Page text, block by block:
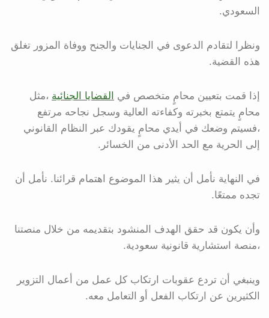
السعودي.
ونظرا لتقادم الدعوى في الجنايات والجنح ووفاة المزور تغلق
هذه القضية.
إذا قمت بتعيين محامٍ متخصص في القضايا الجنائية ،مثل
محامٍ يتمتع بخبرته وكفاءته العالية وسجل نجاحه مرتفع
،فسيتم وضعك في أيدي محامٍ يقودك عبر النظام القانوني
إلى الحرية مع الحد الأدنى من الخسائر.
في النهاية نأمل أن يثير هذا الموضوع اهتمام قرائنا. نأمل أن
تجده ممتعًا.
وأن يكون قد حقق الهدف المنشود بتقديمه من خلال منصتنا
،منصة استشارية قانونية سعودية.
وينبغي أن تردع عقوبات ارتكاب كل عمل من أعمال التزوير
الكثيرين عن ارتكاب الفعل أو التعامل معه.